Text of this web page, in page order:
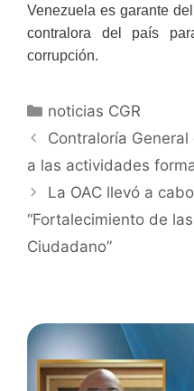
Venezuela es garante
contralora del país
corrupción.
noticias CGR
Contraloría
a las actividades
La OAC llevó a
“Fortalecimiento de
Ciudadano”